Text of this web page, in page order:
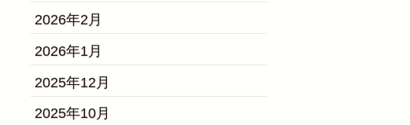
2026年2月
2026年1月
2025年12月
2025年10月